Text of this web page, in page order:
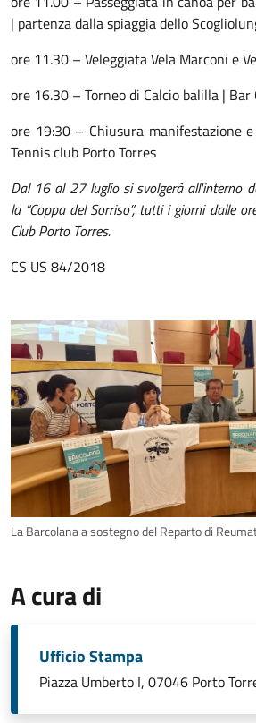
| partenza dalla spiaggia dello
ore 11.30 – Veleggiata Vela Marconi e
ore 16.30 – Torneo di Calcio balilla | Bar
ore 19:30 – Chiusura manifestazione
Tennis club Porto Torres
Dal 16 al 27 luglio si svolgerà all'interno
la “Coppa del Sorriso”, tutti i giorni dalle
Club Porto Torres.
CS US 84/2018
La Barcolana a sostegno del Reparto di
A cura di
Ufficio Stampa
Piazza Umberto I, 07046 Porto